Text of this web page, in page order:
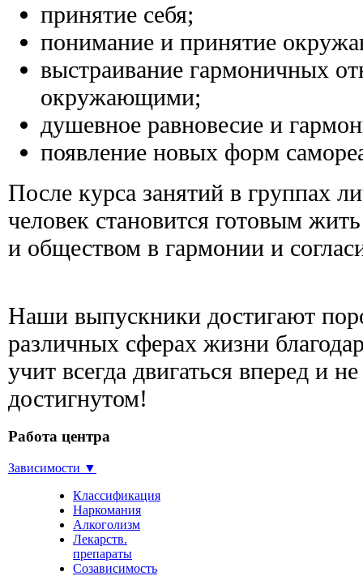
принятие себя;
понимание и принятие
выстраивание гармоничных
окружающими;
душевное равновесие и
появление новых форм
После курса занятий в группах
человек становится готовым
и обществом в гармонии и
Наши выпускники достигают
различных сферах жизни
учит всегда двигаться вперед и
достигнутом!
Работа центра
Зависимости ▼
Классификация
Наркомания
Алкоголизм
Лекарств.
препараты
Созависимость